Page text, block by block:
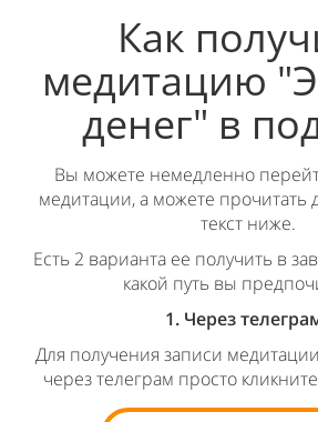
Как
медитацию
денег" в
Вы можете немедленно
медитации, а можете
текст ниже.
Есть 2 варианта ее получить в
какой путь вы
1. Через
Для получения записи
через телеграм просто